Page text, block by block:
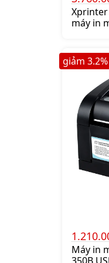
Xprinter
máy in
XP-
Máy in
giảm 3.2%